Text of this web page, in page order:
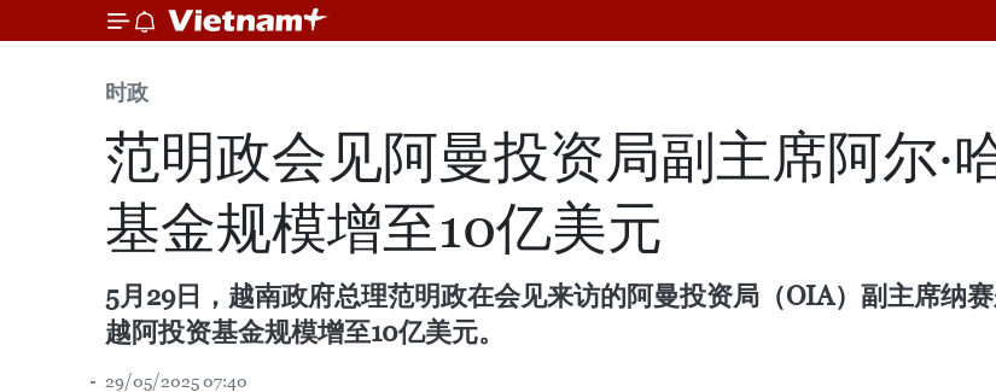
时政
范明政会见阿曼投资局副主席阿尔·
基金规模增至10亿美元
5月29日，越南政府总理范明政在会见来访的阿曼投资局（OIA）副主席纳赛
越阿投资基金规模增至10亿美元。
29/05/2025 07:40